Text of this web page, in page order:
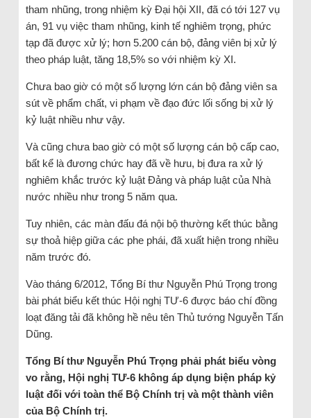
tham nhũng, trong nhiệm kỳ Đại hội XII, đã có tới 127 vụ
án, 91 vụ việc tham nhũng, kinh tế nghiêm trọng, phức
tạp đã được xử lý; hơn 5.200 cán bộ, đảng viên bị xử lý
theo pháp luật, tăng 18,5% so với nhiệm kỳ XI.
Chưa bao giờ có một số lượng lớn cán bộ đảng viên sa
sút về phẩm chất, vi phạm về đạo đức lối sống bị xử lý
kỷ luật nhiều như vậy.
Và cũng chưa bao giờ có một số lượng cán bộ cấp cao,
bất kể là đương chức hay đã về hưu, bị đưa ra xử lý
nghiêm khắc trước kỷ luật Đảng và pháp luật của Nhà
nước nhiều như trong 5 năm qua.
Tuy nhiên, các màn đấu đá nội bộ thường kết thúc bằng
sự thoả hiệp giữa các phe phái, đã xuất hiện trong nhiều
năm trước đó.
Vào tháng 6/2012, Tổng Bí thư Nguyễn Phú Trọng trong
bài phát biểu kết thúc Hội nghị TƯ-6 được báo chí đồng
loạt đăng tải đã không hề nêu tên Thủ tướng Nguyễn Tấn
Dũng.
Tổng Bí thư Nguyễn Phú Trọng phải phát biểu vòng
vo rằng, Hội nghị TƯ-6 không áp dụng biện pháp kỷ
luật đối với toàn thể Bộ Chính trị và một thành viên
của Bộ Chính trị.